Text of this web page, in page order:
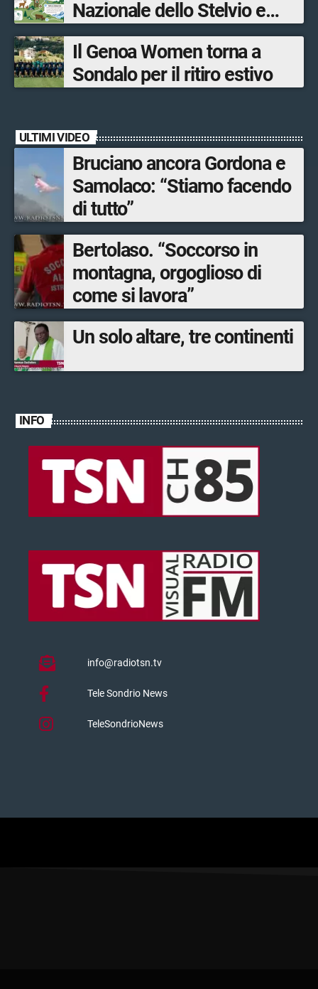
Nazionale dello Stelvio e
Bormio Tourism
Il Genoa Women torna a
Sondalo per il ritiro estivo
ULTIMI VIDEO
Bruciano ancora Gordona e
Samolaco: “Stiamo facendo
di tutto”
Bertolaso. “Soccorso in
montagna, orgoglioso di
come si lavora”
Un solo altare, tre continenti
INFO
info@radiotsn.tv
Tele Sondrio News
TeleSondrioNews